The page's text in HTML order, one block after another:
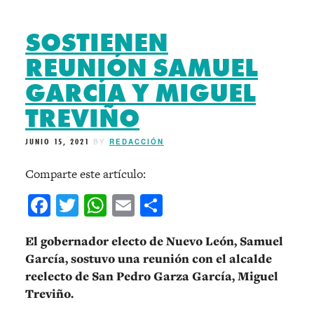
SOSTIENEN
REUNIÓN SAMUEL
GARCÍA Y MIGUEL
TREVIÑO
JUNIO 15, 2021 BY REDACCIÓN
Comparte este artículo:
Facebook
Twitter
WhatsApp
Email
El gobernador electo de Nuevo León, Samuel
García, sostuvo una reunión con el alcalde
reelecto de San Pedro Garza García, Miguel
Treviño.